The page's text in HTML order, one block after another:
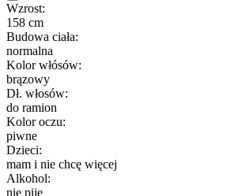
Wzrost:
158 cm
Budowa ciała:
normalna
Kolor włósów:
brązowy
Dł. włosów:
do ramion
Kolor oczu:
piwne
Dzieci:
mam i nie chcę więcej
Alkohol:
nie piję